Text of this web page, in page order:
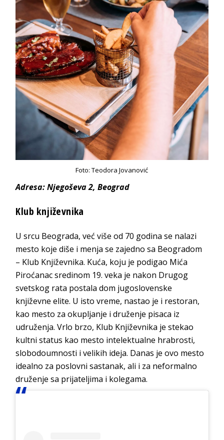
Foto: Teodora Jovanović
Adresa: Njegoševa 2, Beograd
Klub književnika
U srcu Beograda, već više od 70 godina se nalazi
mesto koje diše i menja se zajedno sa Beogradom
– Klub Književnika. Kuća, koju je podigao Mića
Piroćanac sredinom 19. veka je nakon Drugog
svetskog rata postala dom jugoslovenske
književne elite. U isto vreme, nastao je i restoran,
kao mesto za okupljanje i druženje pisaca iz
udruženja. Vrlo brzo, Klub Književnika je stekao
kultni status kao mesto intelektualne hrabrosti,
slobodoumnosti i velikih ideja. Danas je ovo mesto
idealno za poslovni sastanak, ali i za neformalno
druženje sa prijateljima i kolegama.